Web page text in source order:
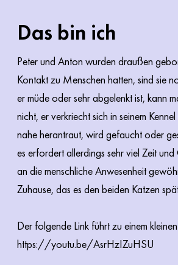
Das bin ich
Peter und Anton wurden draußen
Kontakt zu Menschen hatten, sind sie
er müde oder sehr abgelenkt ist, kann
nicht, er verkriecht sich in seinem
nahe herantraut, wird gefaucht oder
es erfordert allerdings sehr viel Zeit
an die menschliche Anwesenheit
Zuhause, das es den beiden Katzen
Der folgende Link führt zu einem
https://youtu.be/AsrHzIZuHSU